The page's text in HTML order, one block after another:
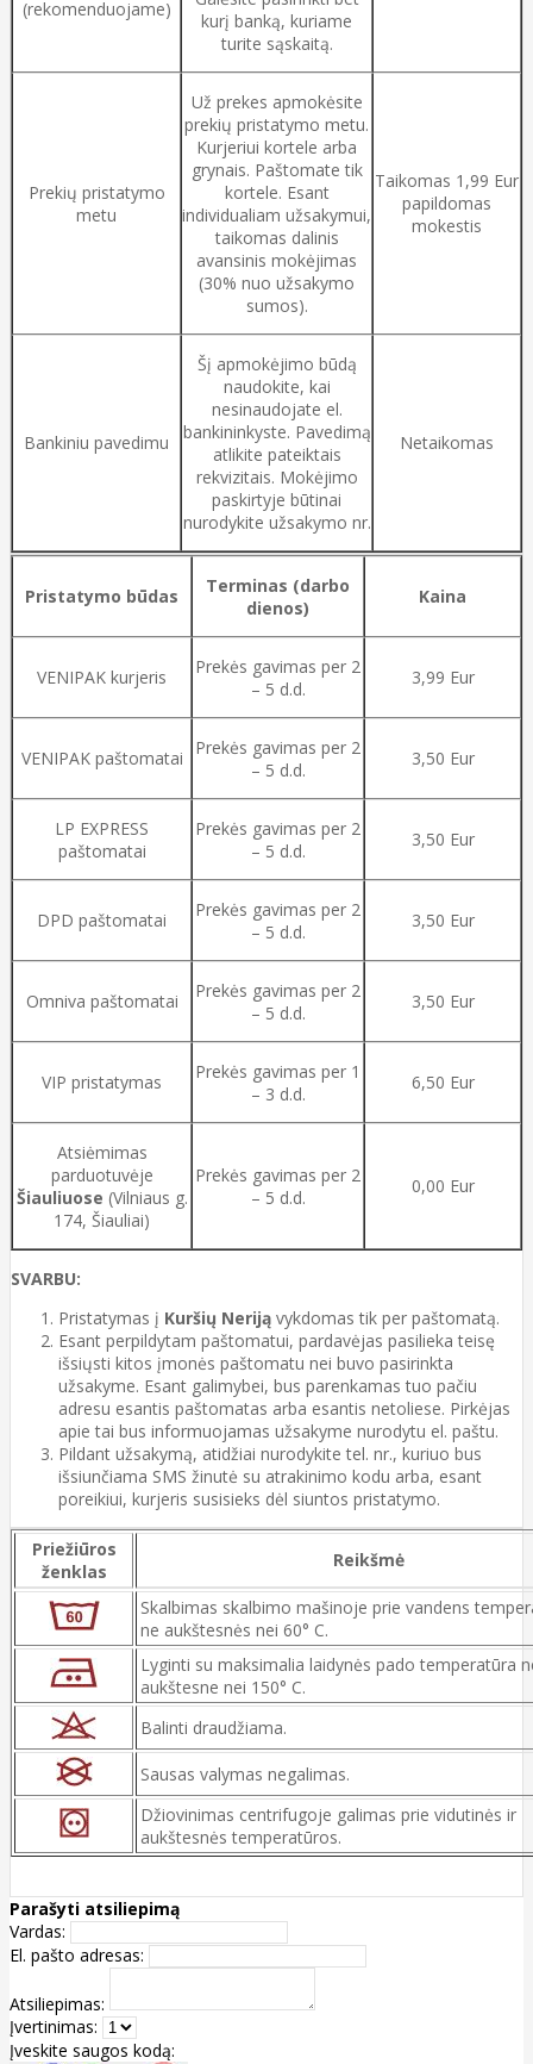
(rekomenduojame)
kurį banką, kuriame
turite sąskaitą.
Prekių pristatymo
metu
Už prekes apmokėsite
prekių pristatymo metu.
Kurjeriui kortele arba
grynais. Paštomate tik
kortele. Esant
individualiam užsakymui,
taikomas dalinis
avansinis mokėjimas
(30% nuo užsakymo
sumos).
Taikomas 1,99 Eur
papildomas
mokestis
Bankiniu pavedimu
Šį apmokėjimo būdą
naudokite, kai
nesinaudojate el.
bankininkyste. Pavedimą
atlikite pateiktais
rekvizitais. Mokėjimo
paskirtyje būtinai
nurodykite užsakymo nr.
Netaikomas
Pristatymo būdas
Terminas (darbo
dienos)
Kaina
VENIPAK kurjeris
Prekės gavimas per 2
– 5 d.d.
3,99 Eur
VENIPAK paštomatai
Prekės gavimas per 2
– 5 d.d.
3,50 Eur
LP EXPRESS
paštomatai
Prekės gavimas per 2
– 5 d.d.
3,50 Eur
DPD paštomatai
Prekės gavimas per 2
– 5 d.d.
3,50 Eur
Omniva paštomatai
Prekės gavimas per 2
– 5 d.d.
3,50 Eur
VIP pristatymas
Prekės gavimas per 1
– 3 d.d.
6,50 Eur
Atsiėmimas
parduotuvėje
Šiauliuose (Vilniaus g.
174, Šiauliai)
Prekės gavimas per 2
– 5 d.d.
0,00 Eur
SVARBU:
Pristatymas į Kuršių Neriją vykdomas tik per paštomatą.
Esant perpildytam paštomatui, pardavėjas pasilieka teisę
išsiųsti kitos įmonės paštomatu nei buvo pasirinkta
užsakyme. Esant galimybei, bus parenkamas tuo pačiu
adresu esantis paštomatas arba esantis netoliese. Pirkėjas
apie tai bus informuojamas užsakyme nurodytu el. paštu.
Pildant užsakymą, atidžiai nurodykite tel. nr., kuriuo bus
išsiunčiama SMS žinutė su atrakinimo kodu arba, esant
poreikiui, kurjeris susisieks dėl siuntos pristatymo.
Priežiūros
ženklas
Reikšmė
Skalbimas skalbimo mašinoje prie vandens
ne aukštesnės nei 60° C.
Lyginti su maksimalia laidynės pado temperatūra
aukštesne nei 150° C.
Balinti draudžiama.
Sausas valymas negalimas.
Džiovinimas centrifugoje galimas prie vidutinės ir
aukštesnės temperatūros.
Parašyti atsiliepimą
Vardas:
El. pašto adresas:
Atsiliepimas:
Įvertinimas:
Įveskite saugos kodą: